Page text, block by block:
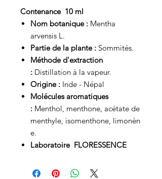
Contenance 10 ml
Nom botanique : Mentha
arvensis L.
Partie de la plante : Sommités.
Méthode d'extraction
: Distillation à la vapeur.
Origine : Inde - Népal
Molécules aromatiques
: Menthol, menthone, acétate de
menthyle, isomenthone, limonèn
e.
Laboratoire FLORESSENCE